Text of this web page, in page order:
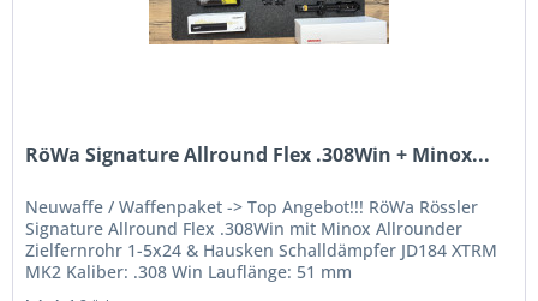
RöWa Signature Allround Flex .308Win + Minox...
Neuwaffe / Waffenpaket -> Top Angebot!!! RöWa Rössler
Signature Allround Flex .308Win mit Minox Allrounder
Zielfernrohr 1-5x24 & Hausken Schalldämpfer JD184 XTRM
MK2 Kaliber: .308 Win Lauflänge: 51 mm